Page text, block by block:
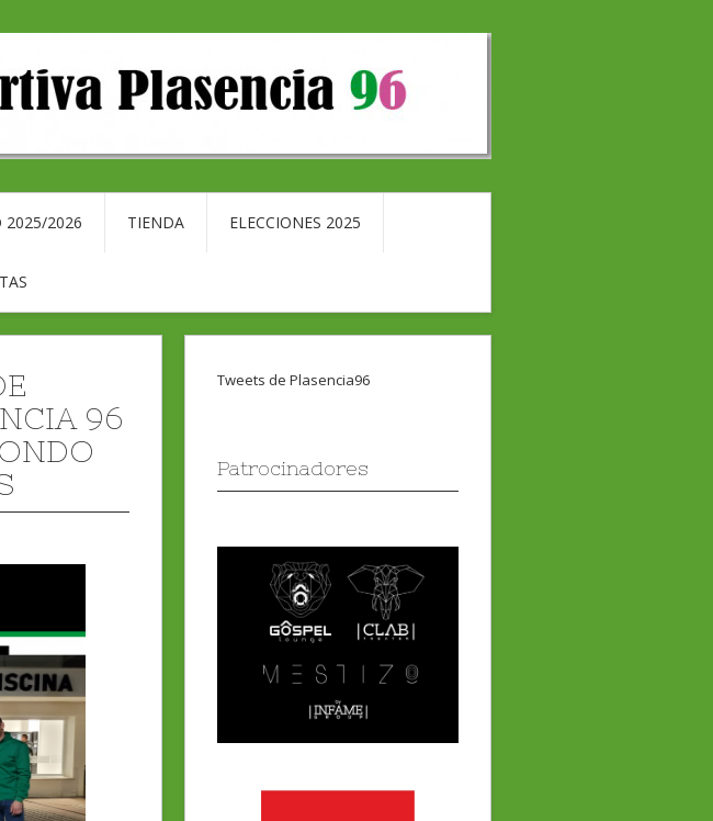
2025/2026 TIENDA ELECCIONES 2025
96
Tweets de Plasencia96
Patrocinadores